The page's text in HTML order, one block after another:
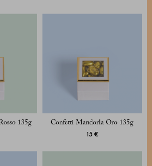
135g Confetti Mandorla Oro 135g
15 €